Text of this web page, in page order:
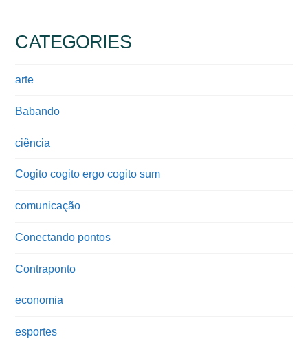
CATEGORIES
arte
Babando
ciência
Cogito cogito ergo cogito sum
comunicação
Conectando pontos
Contraponto
economia
esportes